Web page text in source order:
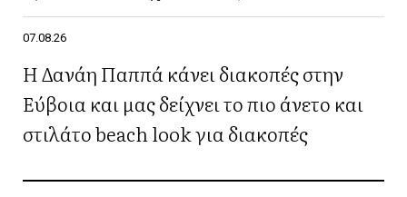
07.08.26
Η Δανάη Παππά κάνει διακοπές στην
Εύβοια και μας δείχνει το πιο άνετο και
στιλάτο beach look για διακοπές